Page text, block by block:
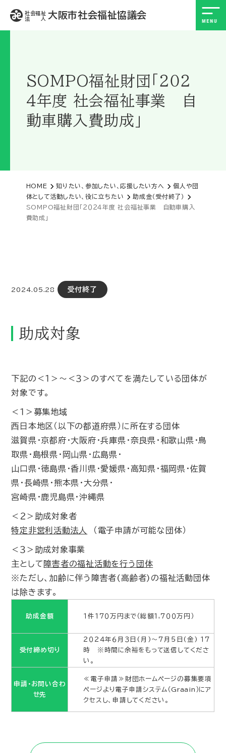
社会福祉
法 人
大阪市社会福祉協議会
SOMPO福祉財団「２０２
４年度 社会福祉事業 自
動車購入費助成」
HOME 知りたい、参加したい、応援したい方へ
個人や団
体として活動したい、役に立ちたい
助成金（受付終了）
SOMPO福祉財団「２０２４年度 社会福祉事業 自動車購入
費助成」
2024.05.28 受付終了
助成対象
下記の＜１＞～＜３＞のすべてを満たしている団体が
対象です。
＜１＞募集地域
西日本地区（以下の都道府県）に所在する団体
滋賀県・京都府・大阪府・兵庫県・奈良県・和歌山県・鳥
取県・島根県・岡山県・広島県・
山口県・徳島県・香川県・愛媛県・高知県・福岡県・佐賀
県・長崎県・熊本県・大分県・
宮崎県・鹿児島県・沖縄県
＜２＞助成対象者
特定非営利活動法人
（電子申請が可能な団体）
＜３＞助成対象事業
主として 障害者の福祉活動を行う団体
※ただし、加齢に伴う障害者(高齢者)の福祉活動団体
は除きます。
助成金額 １件１７０万円まで（総額１,７００万円）
受付締め切り
２０２４年６月３日(月)～７月５日(金) １７
時 ※時間に余裕をもって送信してくださ
い。
申請・お問い合わ
せ先
≪電子申請≫財団ホームページの募集要項
ページより電子申請システム（Graain）にア
クセスし、申請してください。